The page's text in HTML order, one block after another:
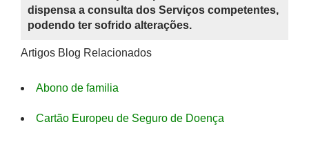
dispensa a consulta dos Serviços competentes,
podendo ter sofrido alterações.
Artigos Blog Relacionados
Abono de familia
Cartão Europeu de Seguro de Doença